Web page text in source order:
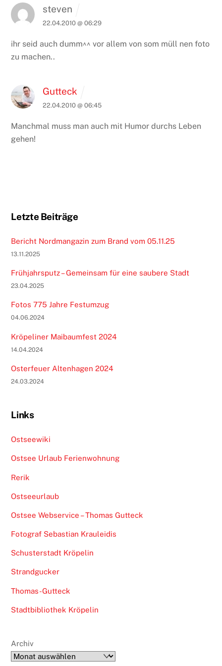
steven
22.04.2010 @ 06:29
ihr seid auch dumm^^ vor allem von som müll nen foto
zu machen..
Gutteck
22.04.2010 @ 06:45
Manchmal muss man auch mit Humor durchs Leben
gehen!
Letzte Beiträge
Bericht Nordmangazin zum Brand vom 05.11.25
13.11.2025
Frühjahrsputz – Gemeinsam für eine saubere Stadt
23.04.2025
Fotos 775 Jahre Festumzug
04.06.2024
Kröpeliner Maibaumfest 2024
14.04.2024
Osterfeuer Altenhagen 2024
24.03.2024
Links
Ostseewiki
Ostsee Urlaub Ferienwohnung
Rerik
Ostseeurlaub
Ostsee Webservice – Thomas Gutteck
Fotograf Sebastian Krauleidis
Schusterstadt Kröpelin
Strandgucker
Thomas-Gutteck
Stadtbibliothek Kröpelin
Archiv